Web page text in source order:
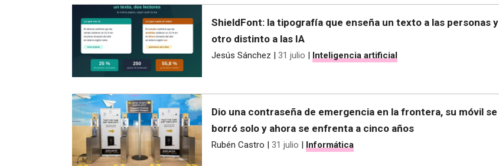
ShieldFont: la tipografía que enseña un texto a las personas y
otro distinto a las IA
Jesús Sánchez | 31 julio | Inteligencia artificial
Dio una contraseña de emergencia en la frontera, su móvil se
borró solo y ahora se enfrenta a cinco años
Rubén Castro | 31 julio | Informática